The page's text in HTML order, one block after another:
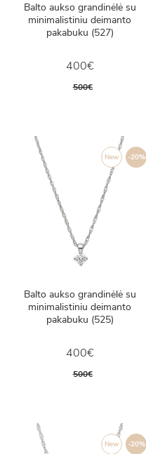
Balto aukso grandinėlė su
minimalistiniu deimanto
pakabuku (527)
400€
500€
-20%
New
Balto aukso grandinėlė su
minimalistiniu deimanto
pakabuku (525)
400€
500€
-20%
New